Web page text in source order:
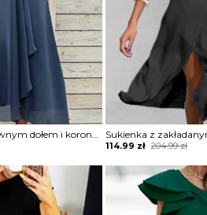
Sukienka ze zwiewnym dołem i koronkową górą
204.99zł
Original
was:
204.99 zł.
114.99 zł
Current
is:
114.99 zł.